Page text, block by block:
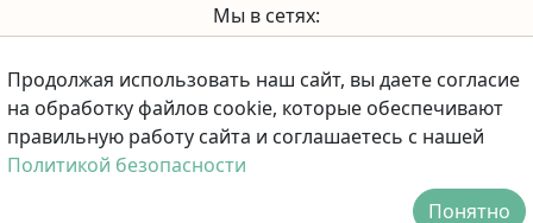
Мы в сетях:
Принимаем к оплате:
Продолжая использовать наш сайт, вы даете согласие
на обработку файлов cookie, которые обеспечивают
правильную работу сайта и соглашаетесь с нашей
Политикой безопасности
Понятно